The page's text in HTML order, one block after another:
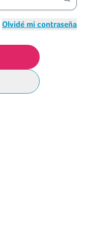
Olvidé mi contraseña